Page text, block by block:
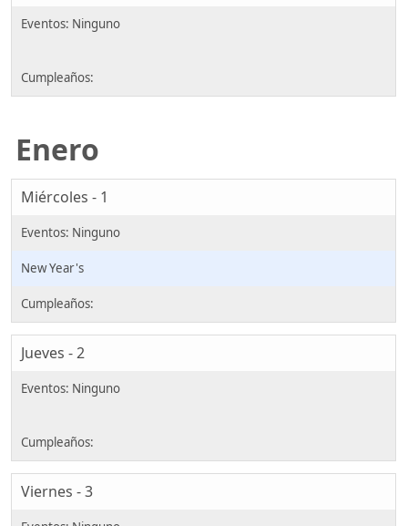
Enero
Miércoles - 1
New Year's
Jueves - 2
Viernes - 3